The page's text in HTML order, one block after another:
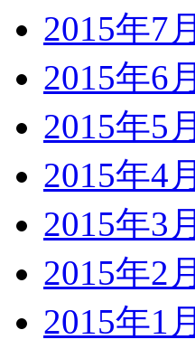
2015年7月
2015年6月
2015年5月
2015年4月
2015年3月
2015年2月
2015年1月